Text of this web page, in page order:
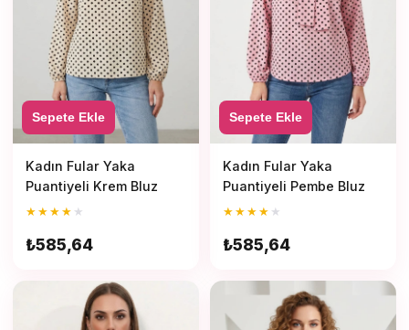
Sepete Ekle
Kadın Fular Yaka
Puantiyeli Krem Bluz
★★★★ ★
₺585,64
Sepete Ekle
Kadın Fular Yaka
Puantiyeli Pembe Bluz
★★★★ ★
₺585,64